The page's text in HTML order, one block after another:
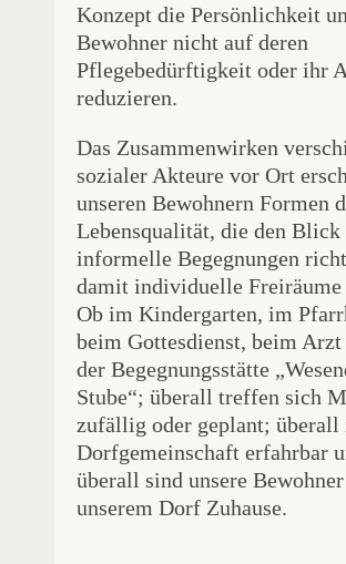
Konzept die Persönlichkeit
Bewohner nicht auf deren
Pflegebedürftigkeit oder ihr
reduzieren.
Das Zusammenwirken
sozialer Akteure vor Ort
unseren Bewohnern Formen
Lebensqualität, die den Blick
informelle Begegnungen
damit individuelle Freiräume
Ob im Kindergarten, im
beim Gottesdienst, beim
der Begegnungsstätte
Stube“; überall treffen sich
zufällig oder geplant; überall
Dorfgemeinschaft erfahrbar
überall sind unsere
unserem Dorf Zuhause.